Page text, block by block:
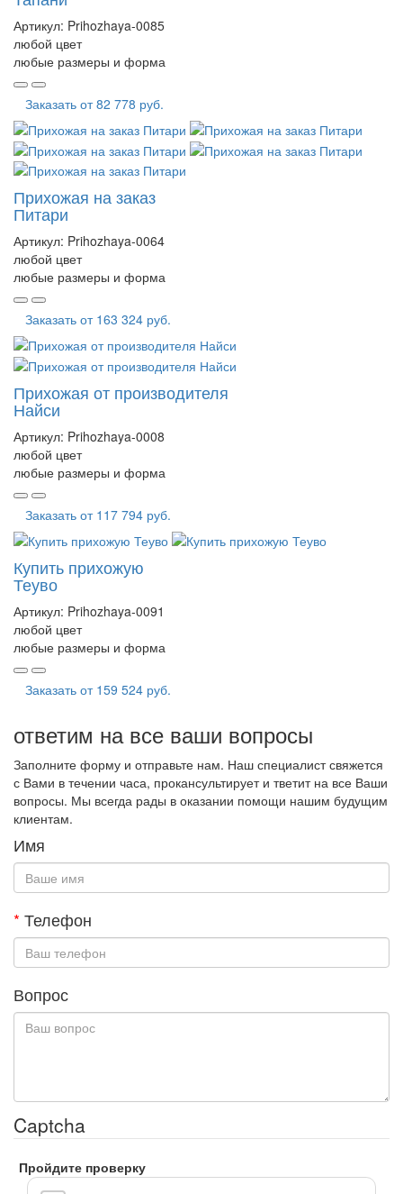
Артикул: Prihozhaya-0085
любой цвет
любые размеры и форма
Заказать от82 778 руб.
Прихожая на заказ
Питари
Артикул: Prihozhaya-0064
любой цвет
любые размеры и форма
Заказать от 163 324 руб.
Прихожая от производителя
Найси
Артикул: Prihozhaya-0008
любой цвет
любые размеры и форма
Заказать от 117 794 руб.
Купить прихожую
Теуво
Артикул: Prihozhaya-0091
любой цвет
любые размеры и форма
Заказать от 159 524 руб.
ответим на все ваши вопросы
Заполните форму и отправьте нам. Наш специалист свяжется
с Вами в течении часа, прокансультирует и тветит на все Ваши
вопросы. Мы всегда рады в оказании помощи нашим будущим
клиентам.
Имя
* Телефон
Вопрос
Captcha
Пройдите проверку